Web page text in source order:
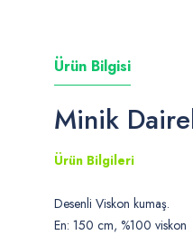
Ürün Bilgisi
Minik
Ürün Bilgileri
Desenli Viskon kumaş.
En: 150 cm, %100 viskon